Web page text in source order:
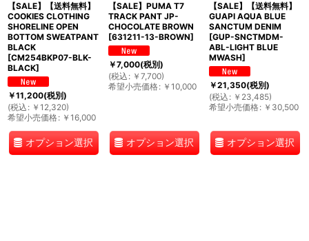
【SALE】【送料無料】
COOKIES CLOTHING
SHORELINE OPEN
BOTTOM SWEATPANT
BLACK
[CM254BKP07-BLK-
BLACK]
￥11,200(税別)
(税込 : ￥ 12,320)
希望小売価格: ￥ 16,000
オプション選択
【SALE】PUMA T7
TRACK PANT JP-
CHOCOLATE BROWN
[631211-13-BROWN]
￥7,000(税別)
(税込 : ￥ 7,700)
希望小売価格: ￥ 10,000
オプション選択
【SALE】【送料無料】
GUAPI AQUA BLUE
SANCTUM DENIM
[GUP-SNCTMDM-
ABL-LIGHT BLUE
MWASH]
￥21,350(税別)
(税込 : ￥ 23,485)
希望小売価格: ￥ 30,500
オプション選択